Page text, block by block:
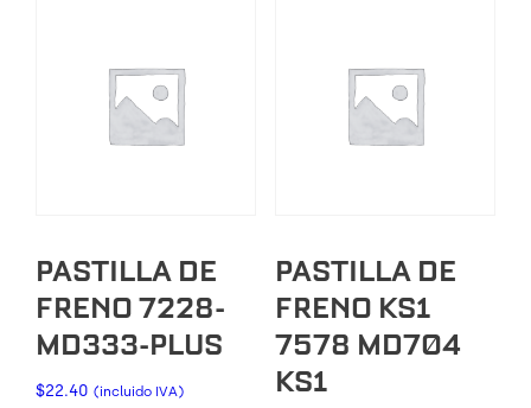
PASTILLA DE
FRENO 7228-
MD333-PLUS
$22.40 (incluido IVA)
PASTILLA DE
FRENO KS1
7578 MD704
KS1